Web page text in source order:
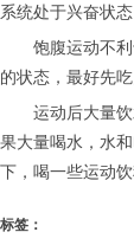
系统处于兴奋状
饱腹运动不利
的状态，最好先
运动后大量饮
果大量喝水，水
下，喝一些运动
标签：